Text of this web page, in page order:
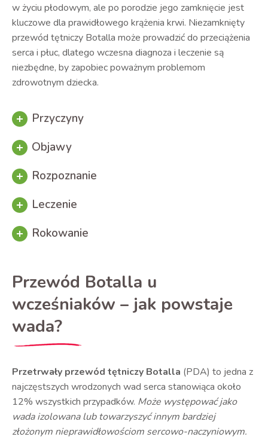
w życiu płodowym, ale po porodzie jego zamknięcie jest
kluczowe dla prawidłowego krążenia krwi. Niezamknięty
przewód tętniczy Botalla może prowadzić do przeciążenia
serca i płuc, dlatego wczesna diagnoza i leczenie są
niezbędne, by zapobiec poważnym problemom
zdrowotnym dziecka.
Przyczyny
Objawy
Rozpoznanie
Leczenie
Rokowanie
Przewód Botalla u
wcześniaków – jak powstaje
wada?
Przetrwały przewód tętniczy Botalla (PDA) to jedna z
najczęstszych wrodzonych wad serca stanowiąca około
12% wszystkich przypadków. Może występować jako
wada izolowana lub towarzyszyć innym bardziej
złożonym nieprawidłowościom sercowo-naczyniowym.